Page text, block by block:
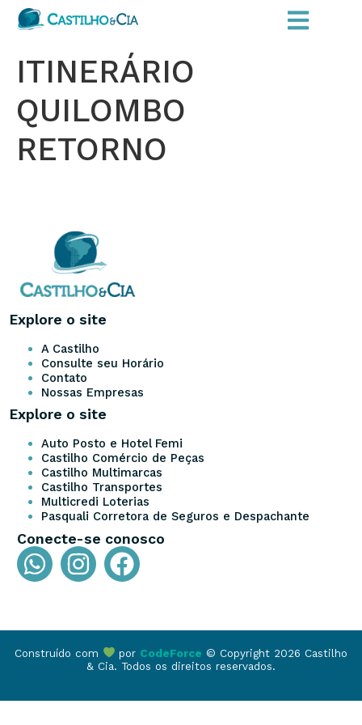
ITINERÁRIO
QUILOMBO
RETORNO
Explore o site
A Castilho
Consulte seu Horário
Contato
Nossas Empresas
Explore o site
Auto Posto e Hotel Femi
Castilho Comércio de Peças
Castilho Multimarcas
Castilho Transportes
Multicredi Loterias
Pasquali Corretora de Seguros e Despachante
Conecte-se conosco
Construído com por CodeForce © Copyright 2026 Castilho
& Cia. Todos os direitos reservados.